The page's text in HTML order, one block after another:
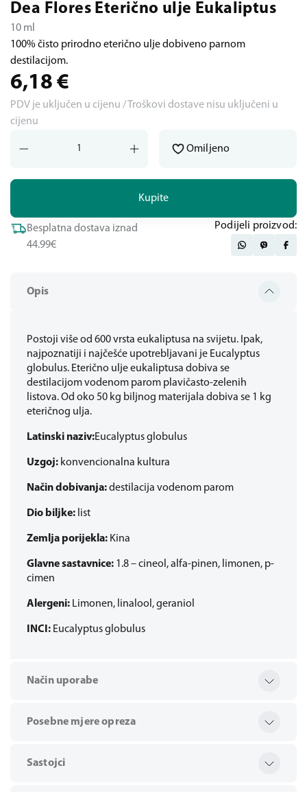
Opis
Postoji više od 600 vrsta eukaliptusa na svijetu. Ipak,
najpoznatiji i najčešće upotrebljavani je Eucalyptus
globulus. Eterično ulje eukaliptusa dobiva se
destilacijom vodenom parom plavičasto-zelenih
listova. Od oko 50 kg biljnog materijala dobiva se 1 kg
eteričnog ulja.
Latinski naziv:Eucalyptus globulus
Uzgoj: konvencionalna kultura
Način dobivanja:destilacija vodenom parom
Dio biljke: list
Zemlja porijekla: Kina
Glavne sastavnice: 1.8 – cineol, alfa-pinen, limonen, p-
cimen
Alergeni: Limonen, linalool, geraniol
INCI: Eucalyptus globulus
Način uporabe
Posebne mjere opreza
Sastojci
Dea Flores Eterično ulje Eukaliptus
10 ml
100% čisto prirodno eterično ulje dobiveno parnom
destilacijom.
6,18 €
PDV je uključen u cijenu / Troškovi dostave nisu uključeni u
cijenu
Kupite
Omiljeno
Besplatna dostava iznad
44.99€
Podijeli proizvod: